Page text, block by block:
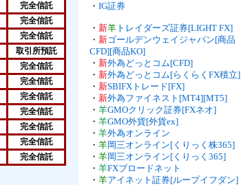
完全信託
完全信託
完全信託
取引所預託
完全信託
完全信託
完全信託
完全信託
完全信託
完全信託
完全信託
・ IG証券
・ 新羊 トレイダーズ証券[LIGHT FX]
・ 新ゴールデンウェイジャパン[商品
CFD][商品KO]
・ 新外為どっとコム[CFD]
・ 新外為どっとコム[らくらくFX積立]
・ 新SBIFXトレード[FX]
・ 新外為ファイネスト[MT4][MT5]
・ 羊GMOクリック証券[FXネオ]
・ 羊GMO外貨[外貨ex]
・ 羊外為オンライン
・ 羊岡三オンライン[くりっく株365]
・ 羊岡三オンライン[くりっく365]
・ 羊FXブロードネット
・ 羊アイネット証券[ループイフダン]